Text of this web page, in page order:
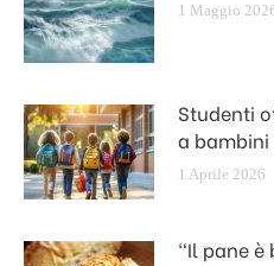
1 Maggio
Studenti
a
1 Aprile 2026
“Il pane è